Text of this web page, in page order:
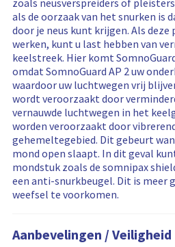
s
…
d
s
r
e
s
e
t
zoals neusverspreiders of
als de oorzaak van het snurken is
door je neus kunt krijgen. Als
werken, kunt u last hebben van
keelstreek. Hier komt
omdat SomnoGuard AP 2 uw
waardoor uw luchtwegen vrij
wordt veroorzaakt door
vernauwde luchtwegen in het
worden veroorzaakt door
gehemeltegebied. Dit gebeurt
mond open slaapt. In dit geval
mondstuk zoals de somnipax
een anti-snurkbeugel. Dit is meer
weefsel te voorkomen.
Aanbevelingen / Veiligheid